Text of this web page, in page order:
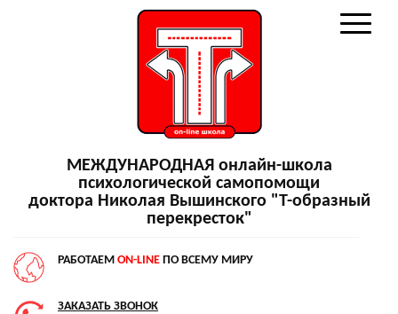
МЕЖДУНАРОДНАЯ онлайн-школа
психологической самопомощи
доктора Николая Вышинского "Т-образный
перекресток"
РАБОТАЕМ ON-LINE ПО ВСЕМУ МИРУ
ЗАКАЗАТЬ ЗВОНОК